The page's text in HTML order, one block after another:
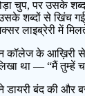
चुप, पर उसके शब्द
शब्दों से खिंच
लाइब्रेरी में
कॉलेज के आख़िरी
था — “मैं तुम्हें
बंद की और